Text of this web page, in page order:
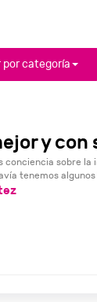
por categoría
y con
conciencia sobre
tenemos algunos